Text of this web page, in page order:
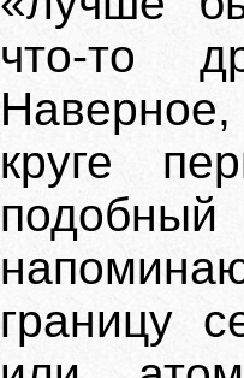
что-то
круге
границу